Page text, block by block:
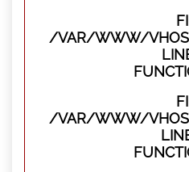
/VAR/WWW/
/VAR/WWW/